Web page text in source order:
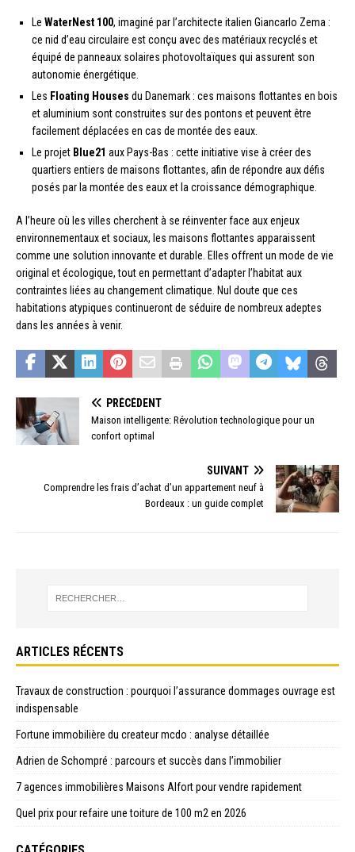
Le WaterNest 100, imaginé par l’architecte italien Giancarlo Zema :
ce nid d’eau circulaire est conçu avec des matériaux recyclés et
équipé de panneaux solaires photovoltaïques qui assurent son
autonomie énergétique.
Les Floating Houses du Danemark : ces maisons flottantes en bois
et aluminium sont construites sur des pontons et peuvent être
facilement déplacées en cas de montée des eaux.
Le projet Blue21 aux Pays-Bas : cette initiative vise à créer des
quartiers entiers de maisons flottantes, afin de répondre aux défis
posés par la montée des eaux et la croissance démographique.
A l’heure où les villes cherchent à se réinventer face aux enjeux
environnementaux et sociaux, les maisons flottantes apparaissent
comme une solution innovante et durable. Elles offrent un mode de vie
original et écologique, tout en permettant d’adapter l’habitat aux
contraintes liées au changement climatique. Nul doute que ces
habitations atypiques continueront de séduire de nombreux adeptes
dans les années à venir.
PRÉCÉDENT
Maison intelligente: Révolution technologique pour un
confort optimal
SUIVANT
Comprendre les frais d’achat d’un appartement neuf à
Bordeaux : un guide complet
ARTICLES RÉCENTS
Travaux de construction : pourquoi l’assurance dommages ouvrage est
indispensable
Fortune immobilière du createur mcdo : analyse détaillée
Adrien de Schompré : parcours et succès dans l’immobilier
7 agences immobilières Maisons Alfort pour vendre rapidement
Quel prix pour refaire une toiture de 100 m2 en 2026